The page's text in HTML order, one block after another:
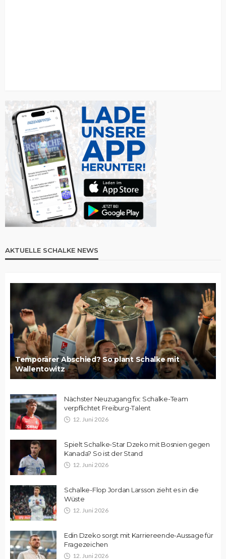
AKTUELLE SCHALKE NEWS
Temporärer Abschied? So plant Schalke mit
Wallentowitz
Nächster Neuzugang fix: Schalke-Team
verpflichtet Freiburg-Talent
12. Juni 2026
Spielt Schalke-Star Dzeko mit Bosnien gegen
Kanada? So ist der Stand
12. Juni 2026
Schalke-Flop Jordan Larsson zieht es in die
Wüste
12. Juni 2026
Edin Dzeko sorgt mit Karriereende-Aussage für
Fragezeichen
12. Juni 2026